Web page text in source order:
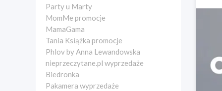
Party u Marty
MomMe promocje
MamaGama
Tania Książka promocje
Phlov by Anna Lewandowska
nieprzeczytane.pl wyprzedaże
Biedronka
Pakamera wyprzedaże